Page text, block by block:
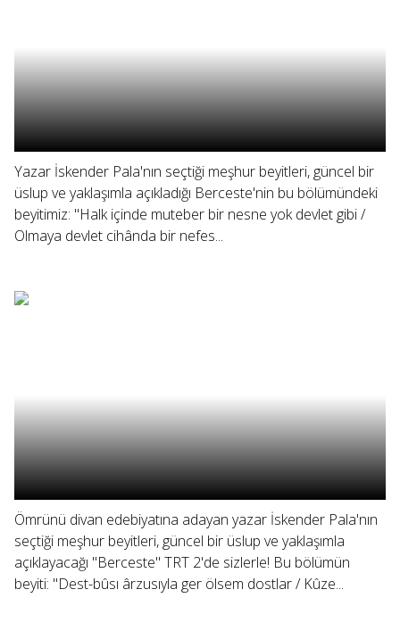
Yazar İskender Pala'nın seçtiği meşhur beyitleri, güncel bir
üslup ve yaklaşımla açıkladığı Berceste'nin bu bölümündeki
beyitimiz: "Halk içinde muteber bir nesne yok devlet gibi /
Olmaya devlet cihânda bir nefes...
Ömrünü divan edebiyatına adayan yazar İskender Pala'nın
seçtiği meşhur beyitleri, güncel bir üslup ve yaklaşımla
açıklayacağı "Berceste" TRT 2'de sizlerle! Bu bölümün
beyiti: "Dest-bûsı ârzusıyla ger ölsem dostlar / Kûze...